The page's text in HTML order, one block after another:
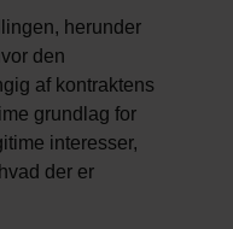
herunder
den
af kontraktens
grundlag for
interesser,
der er